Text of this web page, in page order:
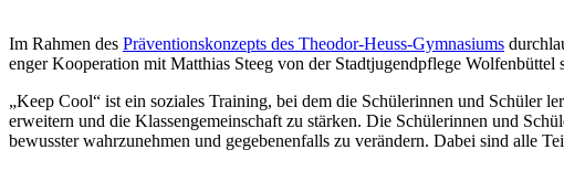
Im Rahmen des Präventionskonzepts des Theodor-Heuss-Gymnasiums
enger Kooperation mit Matthias Steeg von der Stadtjugendpflege
„Keep Cool“ ist ein soziales Training, bei dem die Schülerinnen und Schüler
erweitern und die Klassengemeinschaft zu stärken. Die Schülerinnen und
bewusster wahrzunehmen und gegebenenfalls zu verändern. Dabei sind alle